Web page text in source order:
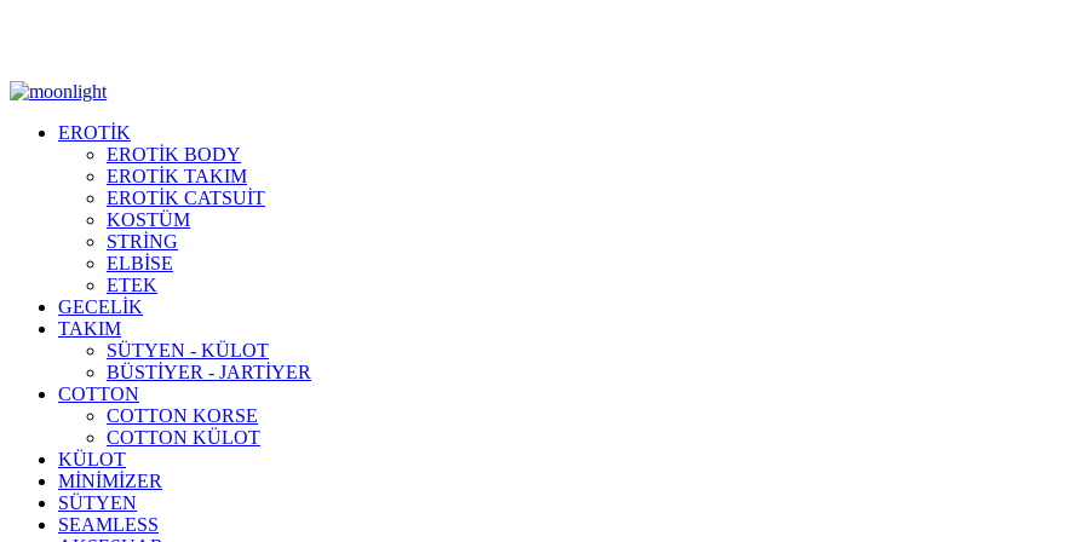
EROTİK
EROTİK BODY
EROTİK TAKIM
EROTİK CATSUİT
KOSTÜM
STRİNG
ELBİSE
ETEK
GECELİK
TAKIM
SÜTYEN - KÜLOT
BÜSTİYER - JARTİYER
COTTON
COTTON KORSE
COTTON KÜLOT
KÜLOT
MİNİMİZER
SÜTYEN
SEAMLESS